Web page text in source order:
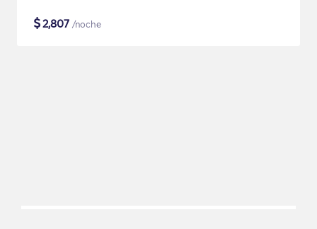
$2,807 /noche